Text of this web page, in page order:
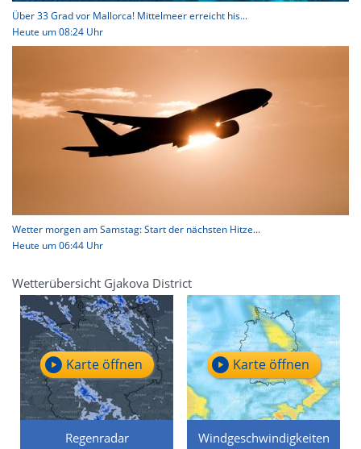
Über 33 Grad vor Mallorca! Mittelmeer erreicht his...
Heute um 08:24 Uhr
Wetter morgen am Samstag: Start der nächsten Hitze...
Heute um 06:44 Uhr
Wetterübersicht Gjakova District
Regenradar
Karte öffnen
Windgeschwindigkeiten
Karte öffnen